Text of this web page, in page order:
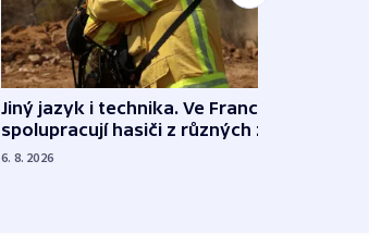
Jiný jazyk i technika. Ve Francii
spolupracují hasiči z různých zemí
6. 8. 2026